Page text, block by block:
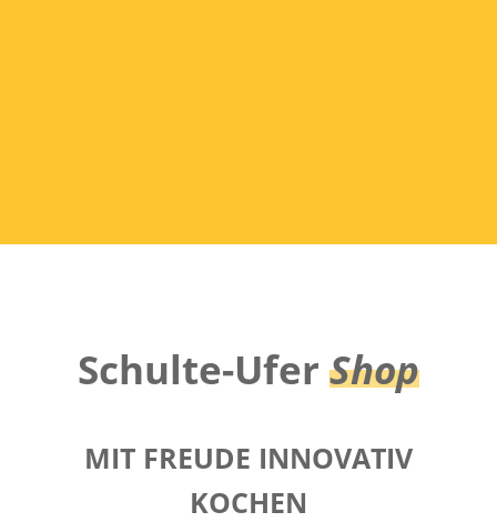
Schulte-Ufer Shop
MIT FREUDE INNOVATIV
KOCHEN